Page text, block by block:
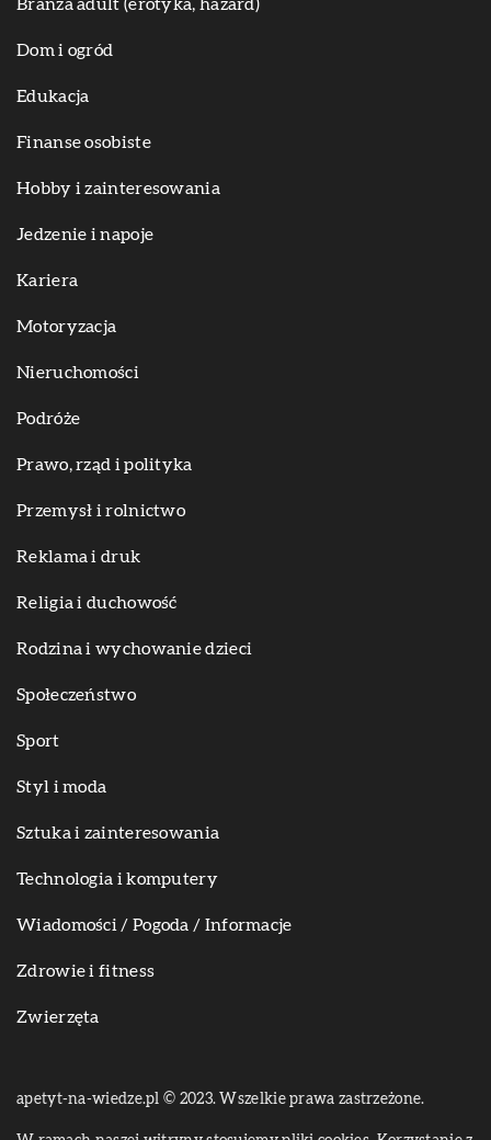
Branża adult (erotyka, hazard)
Dom i ogród
Edukacja
Finanse osobiste
Hobby i zainteresowania
Jedzenie i napoje
Kariera
Motoryzacja
Nieruchomości
Podróże
Prawo, rząd i polityka
Przemysł i rolnictwo
Reklama i druk
Religia i duchowość
Rodzina i wychowanie dzieci
Społeczeństwo
Sport
Styl i moda
Sztuka i zainteresowania
Technologia i komputery
Wiadomości / Pogoda / Informacje
Zdrowie i fitness
Zwierzęta
apetyt-na-wiedze.pl © 2023. Wszelkie prawa zastrzeżone.